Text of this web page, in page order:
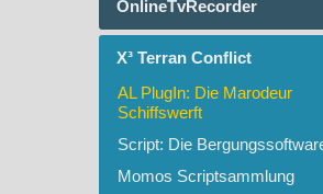
OnlineTvRecorder
X³ Terran Conflict
AL PlugIn: Die Marodeur
Schiffswerft
Script: Die
Momos Scriptsammlung